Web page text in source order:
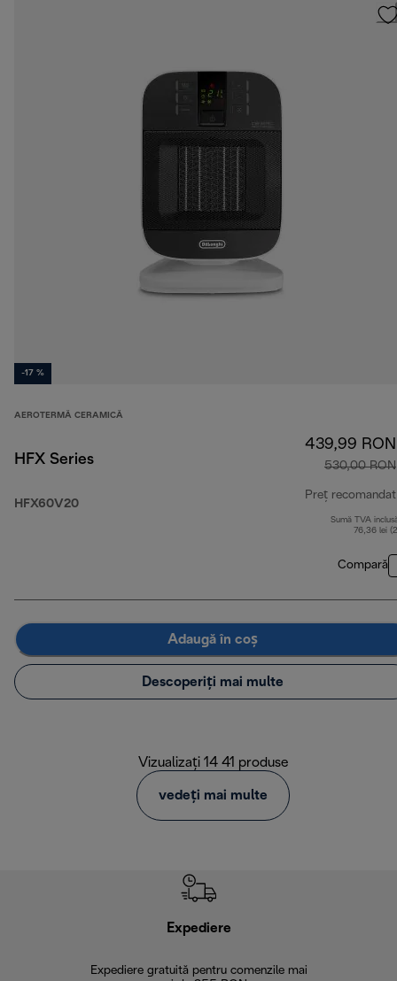
-17 %
AEROTERMĂ CERAMICĂ
HFX Series
HFX60V20
439,99 RON
530,00 RON
Preț recomandat
Sumă TVA
76,36 lei
Compară
Adaugă în coș
Descoperiți mai multe
Vizualizați 14 41 produse
vedeți mai multe
Expediere
Expediere gratuită pentru comenzile mai